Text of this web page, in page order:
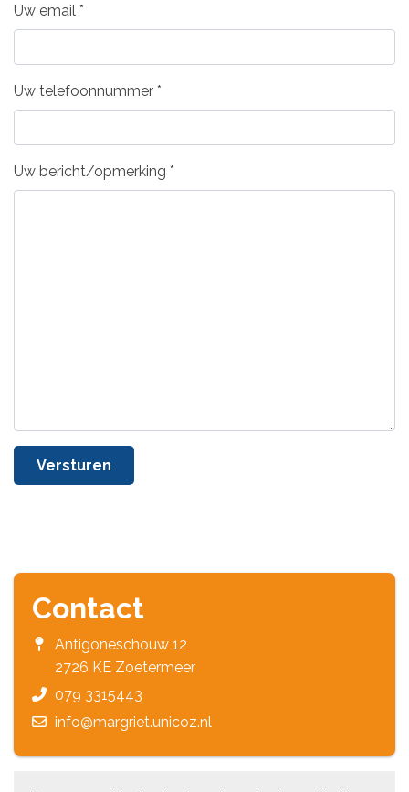
Uw email *
Uw telefoonnummer *
Uw bericht/opmerking *
Versturen
Contact
Antigoneschouw 12
2726 KE Zoetermeer
079 3315443
info@margriet.unicoz.nl